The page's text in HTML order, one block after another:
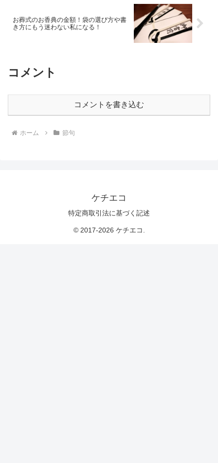
お葬式のお香典の金額！袋の選び方や書
き方にもう迷わない私になる！
コメント
コメントを書き込む
ホーム 節句
ケチエコ
特定商取引法に基づく記述
© 2017-2026 ケチエコ.